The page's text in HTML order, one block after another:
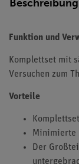
Beschreibung
Funktion und
Komplettset mit
Versuchen zum
Vorteile
Minimierte
Der